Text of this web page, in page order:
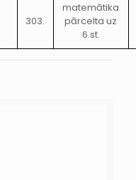
303.
matemātika
pārcelta uz
6.st.